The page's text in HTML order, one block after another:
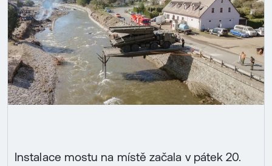
Instalace mostu na místě začala v pátek 20.